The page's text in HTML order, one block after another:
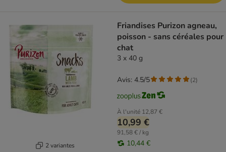
2 variantes
Friandises Purizon agneau,
poisson - sans céréales pour
chat
3 x 40 g
À l'unité 12,87 €
10,99 €
91,58 € / kg
10,44 €
Avis: 4.5/5 (2)